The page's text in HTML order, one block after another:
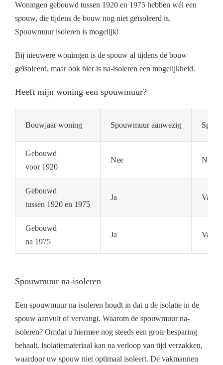
Woningen gebouwd tussen 1920 en 1975 hebben wél een
spouw, die tijdens de bouw nog niet geïsoleerd is.
Spouwmuur isoleren is mogelijk!
Bij nieuwere woningen is de spouw al tijdens de bouw
geïsoleerd, maar ook hier is na-isoleren een mogelijkheid.
Heeft mijn woning een spouwmuur?
Bouwjaar woning Spouwmuur aanwezig
Gebouwd
voor 1920
Nee Nee
Gebouwd
tussen 1920 en 1975
Ja Vaak
Gebouwd
na 1975
Ja Vaak
Spouwmuur na-isoleren
Een spouwmuur na-isoleren houdt in dat u de isolatie in de
spouw aanvult of vervangt. Waarom de spouwmuur na-
isoleren? Omdat u hiermee nog steeds een grote besparing
behaalt. Isolatiemateriaal kan na verloop van tijd verzakken,
waardoor uw spouw niet optimaal isoleert. De vakmannen